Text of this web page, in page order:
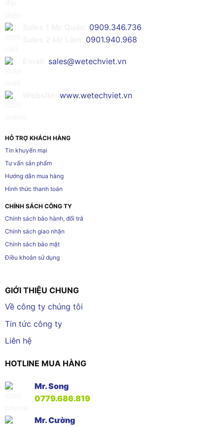
0909.346.736
0901.940.968
sales@wetechviet.vn
www.wetechviet.vn
HỖ TRỢ KHÁCH HÀNG
Tin khuyến mại
Tư vấn sản phẩm
Hướng dẫn mua hàng
Hình thức thanh toán
CHÍNH SÁCH CÔNG TY
Chính sách bảo hành, đổi trả
Chính sách giao nhận
Chính sách bảo mật
Điều khoản sử dụng
GIỚI THIỆU CHUNG
Về công ty chúng tôi
Tin tức công ty
Liên hệ
HOTLINE MUA HÀNG
Mr. Song
0779.686.819
Mr. Cường